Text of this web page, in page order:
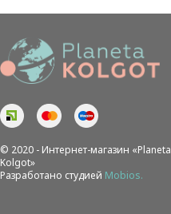
© 2020 - Интернет-магазин «Planeta
Kolgot»
Разработано студией Mobios.